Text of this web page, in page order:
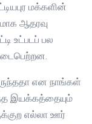
மக்களின்
ஆதரவு
உட்படப் பல
என நாங்கள்
இயக்கத்தையும்
எல்லா ஊர்